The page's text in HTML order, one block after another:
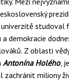
univerzitě studoval
demokracie
Z oblasti
Antonína Holého,
zachránit miliony